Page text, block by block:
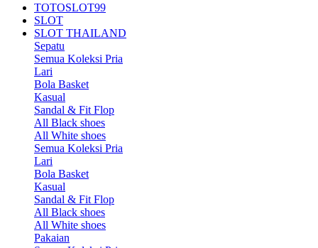
TOTOSLOT99
SLOT
SLOT THAILAND
Sepatu
Semua Koleksi Pria
Lari
Bola Basket
Kasual
Sandal & Fit Flop
All Black shoes
All White shoes
Semua Koleksi Pria
Lari
Bola Basket
Kasual
Sandal & Fit Flop
All Black shoes
All White shoes
Pakaian